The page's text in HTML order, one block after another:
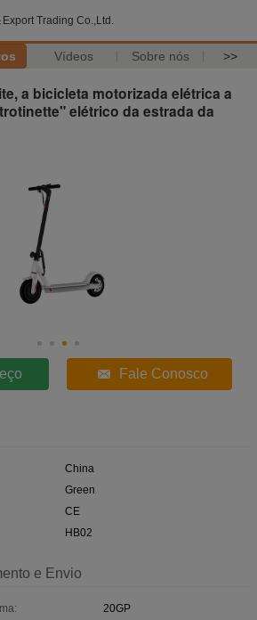
Trading Co.,Ltd.
Vídeos Sobre nós >>
a bicicleta motorizada elétrica a
elétrico da estrada da
Fale Conosco
China
Green
CE
HB02
e Envio
20GP